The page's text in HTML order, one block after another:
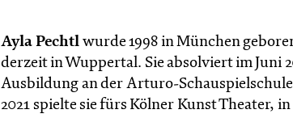
Ayla Pechtl wurde 1998 in München
derzeit in Wuppertal. Sie absolviert im Juni
Ausbildung an der Arturo-
2021 spielte sie fürs Kölner Kunst Theater,